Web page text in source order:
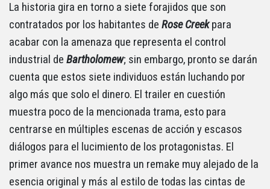
La historia gira en torno a siete forajidos que son
contratados por los habitantes de Rose Creekpara
acabar con la amenaza que representa el control
industrial de Bartholomew; sin embargo, pronto se darán
cuenta que estos siete individuos están luchando por
algo más que solo el dinero. El trailer en cuestión
muestra poco de la mencionada trama, esto para
centrarse en múltiples escenas de acción y escasos
diálogos para el lucimiento de los protagonistas. El
primer avance nos muestra un remake muy alejado de la
esencia original y más al estilo de todas las cintas de